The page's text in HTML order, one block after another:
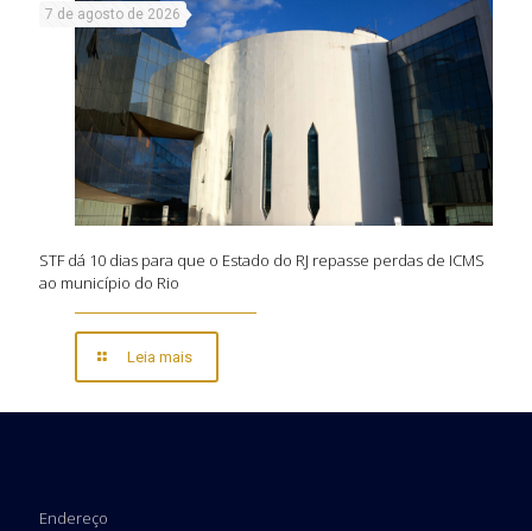
7 de agosto de 2026
STF dá 10 dias para que o Estado do RJ repasse perdas de ICMS
ao município do Rio
Leia mais
Endereço